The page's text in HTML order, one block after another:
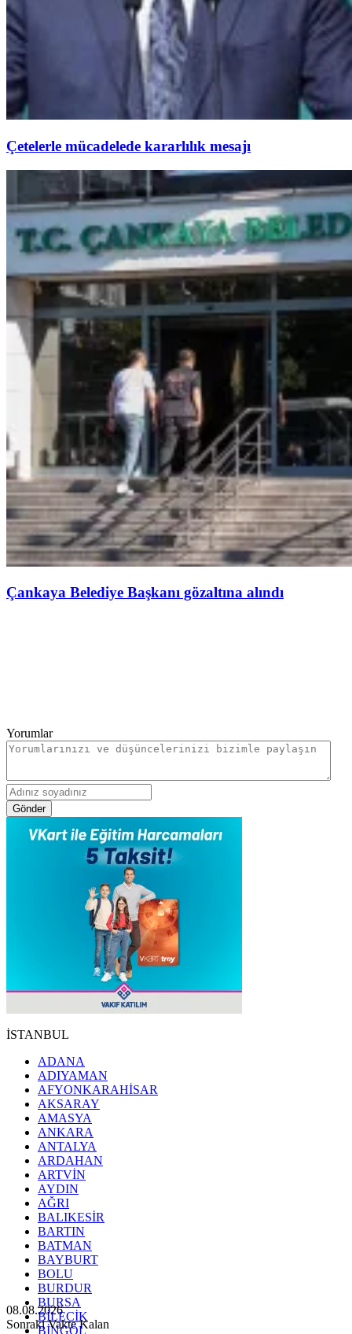
Çetelerle mücadelede kararlılık mesajı
Çankaya Belediye Başkanı gözaltına alındı
Yorumlar
Gönder
İSTANBUL
ADANA
ADIYAMAN
AFYONKARAHİSAR
AKSARAY
AMASYA
ANKARA
ANTALYA
ARDAHAN
ARTVİN
AYDIN
AĞRI
BALIKESİR
BARTIN
BATMAN
BAYBURT
BOLU
BURDUR
BURSA
BİLECİK
BİNGÖL
08.08.2026
Sonraki Vakte Kalan